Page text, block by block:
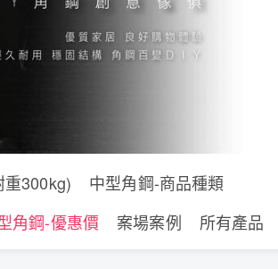
300kg)
中型角鋼-商品種類
角鋼-優惠價
案場案例 所有產品